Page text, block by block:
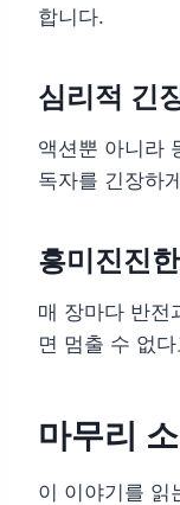
합니다.
심리적 긴
액션뿐 아니라
독자를 긴장하
흥미진진
매 장마다 반전
면 멈출 수 없
마무리
이 이야기를 읽